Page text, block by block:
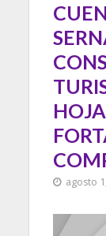
agosto